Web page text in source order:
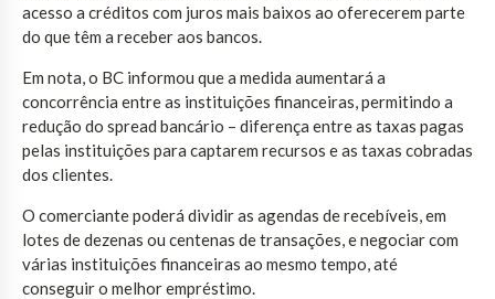
acesso a créditos com juros mais baixos ao oferecerem parte
do que têm a receber aos bancos.
Em nota, o BC informou que a medida aumentará a
concorrência entre as instituições financeiras, permitindo a
redução do spread bancário – diferença entre as taxas pagas
pelas instituições para captarem recursos e as taxas cobradas
dos clientes.
O comerciante poderá dividir as agendas de recebíveis, em
lotes de dezenas ou centenas de transações, e negociar com
várias instituições financeiras ao mesmo tempo, até
conseguir o melhor empréstimo.